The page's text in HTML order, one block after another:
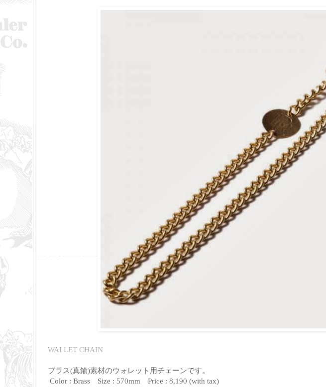
WALLET CHAIN
ブラス(真鍮)素材のウォレット用チェーンです。
Color : Brass Size : 570mm Price : 8,190 (with tax)